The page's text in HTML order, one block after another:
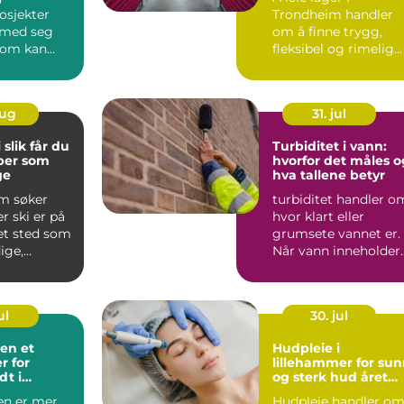
seg
kan
Trondheim handler
om å finne trygg,
fleksibel og rimelig
som
søker
ski er på
sted som
31. jul
Turbiditet i vann:
hvorfor det måles
hva tallene betyr
turbiditet handler
hvor klart eller
grumsete vannet er.
Når vann inneholder
...
et
for
i
30. jul
Hudpleie i
lillehammer for
og sterk hud året